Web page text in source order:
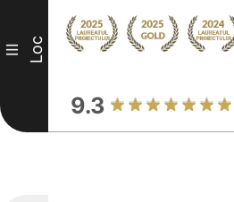
III Loc
9.3